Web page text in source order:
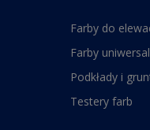
Farby do
Farby
Podkłady i
Testery farb